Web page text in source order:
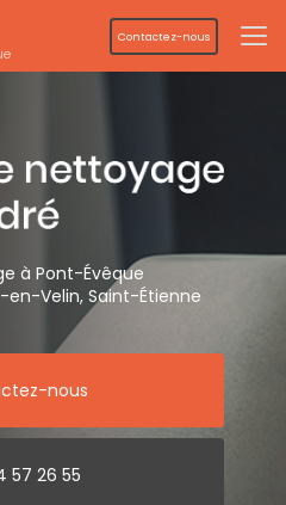
Contactez-nous
à Pont-Évêque
en-Velin, Saint-Étienne
nous
57 26 55